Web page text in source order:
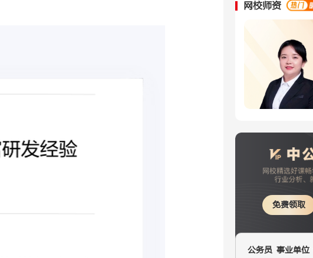
网校师资
免费领取
公务员 事业单位